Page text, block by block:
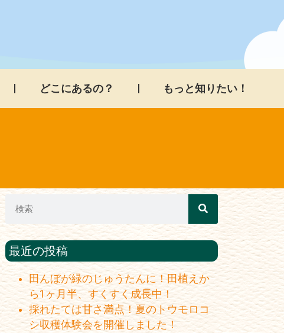
どこにあるの？ もっと知りたい！
最近の投稿
田んぼが緑のじゅうたんに！田植えか
ら1ヶ月半、すくすく成長中！
採れたては甘さ満点！夏のトウモロコ
シ収穫体験会を開催しました！